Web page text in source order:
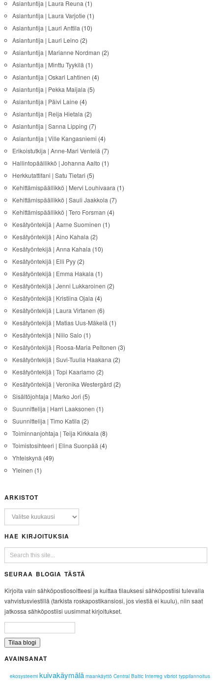
Asiantuntija | Laura Reuna (1)
Asiantuntija | Laura Varjotie (1)
Asiantuntija | Lauri Anttila (10)
Asiantuntija | Lauri Leino (2)
Asiantuntija | Marianne Nordman (2)
Asiantuntija | Minttu Tyykilä (1)
Asiantuntija | Oskari Lahtinen (4)
Asiantuntija | Pekka Maijala (5)
Asiantuntija | Päivi Laine (4)
Asiantuntija | Reija Hietala (2)
Asiantuntija | Sanna Lipping (7)
Asiantuntija | Ville Kangasniemi (4)
Erikoistutkija | Anne-Mari Ventelä (7)
Hallintopäällikkö | Johanna Aalto (1)
Herkkutattifani | Satu Tietari (5)
Kehittämispäällikkö | Mervi Louhivaara (1)
Kehittämispäällikkö | Sauli Jaakkola (7)
Kehittämispäällikkö | Tero Forsman (4)
Kesätyöntekijä | Aarne Suominen (1)
Kesätyöntekijä | Aino Kahala (2)
Kesätyöntekijä | Anna Kahala (10)
Kesätyöntekijä | Elli Pyy(2)
Kesätyöntekijä | Emma Hakala (1)
Kesätyöntekijä | Jenni Lukkaroinen (2)
Kesätyöntekijä | Kristiina Ojala (4)
Kesätyöntekijä | Laura Virtanen (6)
Kesätyöntekijä | Matias Uus-Mäkelä (1)
Kesätyöntekijä | Niilo Salo (1)
Kesätyöntekijä | Roosa-Maria Peltonen (3)
Kesätyöntekijä | Suvi-Tuulia Haakana (2)
Kesätyöntekijä | Topi Kaarlamo (2)
Kesätyöntekijä | Veronika Westergård (2)
Sisältöjohtaja | Marko Jori (5)
Suunnittelija | Harri Laaksonen (1)
Suunnittelija | Timo Katila (2)
Toiminnanjohtaja | Teija Kirkkala (8)
Toimistosihteeri | Elina Suonpää (4)
Yhteiskynä (49)
Yleinen (1)
ARKISTOT
HAE KIRJOITUKSIA
SEURAA BLOGIA TÄSTÄ
Kirjoita vain sähköpostiosoitteesi ja kuittaa tilauksesi sähköpostiisi tulevalla
vahvistusviestillä (tarkista roskapostikansiosi, jos viestiä ei kuulu), niin saat
jatkossa sähköpostiisi uusimmat kirjoitukset.
AVAINSANAT
ekosysteemi kuivakäymälä maankäyttö Central Baltic Interreg vibriot typpilannoitus